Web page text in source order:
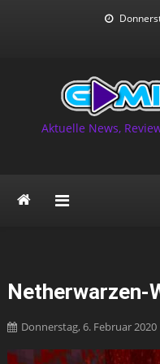
Aktuelle News,
Netherwarzen-
Donnerstag, 6. Februar 2020